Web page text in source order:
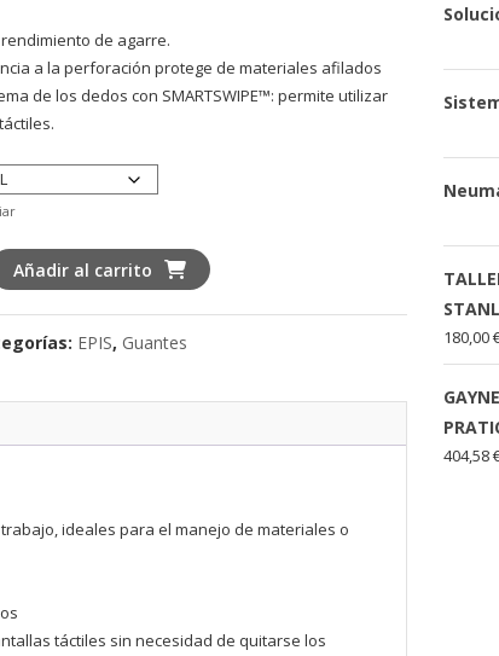
European Commission | Cookies Policy
de agarre.
a la perforación protege de materiales afilados
de los dedos con SMARTSWIPE™: permite utilizar
Añadir al carrito
EPIS, Guantes
ideales para el manejo de materiales o
táctiles sin necesidad de quitarse los
180,00
404,58